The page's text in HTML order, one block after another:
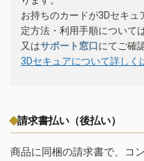
お持ちのカードが3Dセキ
定方法・利用手順について
又はサポート窓口にてご確
3Dセキュアについて詳しく
請求書払い（後払い）
商品に同梱の請求書で、コ